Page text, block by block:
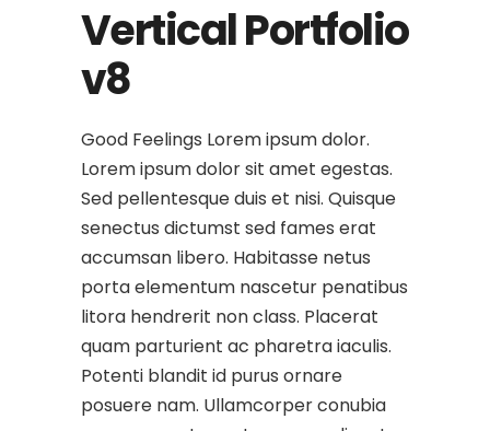
Vertical Portfolio
v8
Good Feelings Lorem ipsum dolor.
Lorem ipsum dolor sit amet egestas.
Sed pellentesque duis et nisi. Quisque
senectus dictumst sed fames erat
accumsan libero. Habitasse netus
porta elementum nascetur penatibus
litora hendrerit non class. Placerat
quam parturient ac pharetra iaculis.
Potenti blandit id purus ornare
posuere nam. Ullamcorper conubia